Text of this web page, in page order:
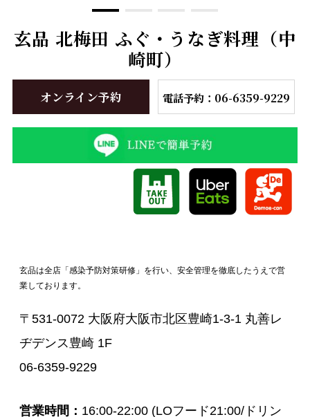
玄品 北梅田 ふぐ・うなぎ料理（中
崎町）
オンライン予約 電話予約：06-6359-9229
玄品は全店「感染予防対策研修」を行い、安全管理を徹底したうえで営
業しております。
〒531-0072 大阪府大阪市北区豊崎1-3-1 丸善レ
ヂデンス豊崎 1F
06-6359-9229
営業時間
16:00-22:00 (LOフード21:00/ドリン